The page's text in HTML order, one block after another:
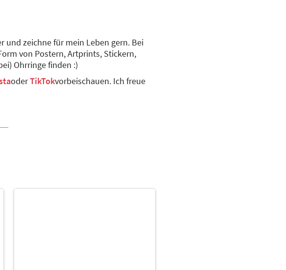
und zeichne für mein Leben gern. Bei
von Postern, Artprints, Stickern,
Ohrringe finden :)
oderTikTokvorbeischauen. Ich freue